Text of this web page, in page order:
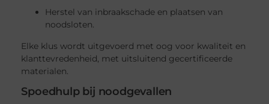
Herstel van inbraakschade en plaatsen van
noodsloten.
Elke klus wordt uitgevoerd met oog voor kwaliteit en
klanttevredenheid, met uitsluitend gecertificeerde
materialen.
Spoedhulp bij noodgevallen